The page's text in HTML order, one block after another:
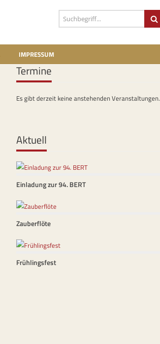
IMPRESSUM
Termine
Es gibt derzeit keine anstehenden Veranstaltungen.
Aktuell
Einladung zur 94. BERT
Zauberflöte
Frühlingsfest